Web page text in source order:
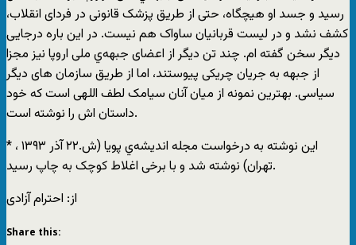
رسید و جسد او هیچگاه، حتی از طریق پزشک قانونی در فردای انقلاب،
کشف نشد و در لیست قربانیان ساواک هم نیست. در این باره درجایی
دیگر سخن گفته ام. چند تن دیگر از اعضای جبهه‌ي ملی اروپا نیز مجزا
از جبهه به جریان چریکی پیوستند، اما از طریق سازمان های دیگر
سیاسی. بهترین نمونه از میان آنان سیامک لطف اللهی است که خود
داستان اش را نوشته است.
* این نوشته به درخواست مجله اندیشه‌ي پویا (ش.۲۲ آذر ۱۳۹۳ ،
تهران) نوشته شد و با برخی اغلاط کوچک به چاپ رسید.
از: احترام آزادی
Share this: